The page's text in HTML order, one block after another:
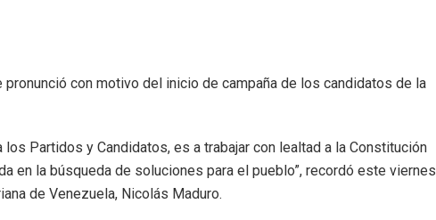
pronunció con motivo del inicio de campaña de los candidatos de la
los Partidos y Candidatos, es a trabajar con lealtad a la Constitución
en la búsqueda de soluciones para el pueblo”, recordó este viernes
de Venezuela, Nicolás Maduro.